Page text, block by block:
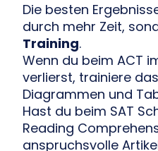
Die besten
durch mehr Zeit,
Training.
Wenn du beim ACT
verlierst, trainiere
Diagrammen und
Hast du beim SAT
Reading
anspruchsvolle